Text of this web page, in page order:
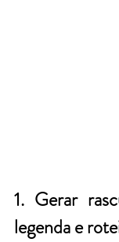
1. Gerar
legenda e